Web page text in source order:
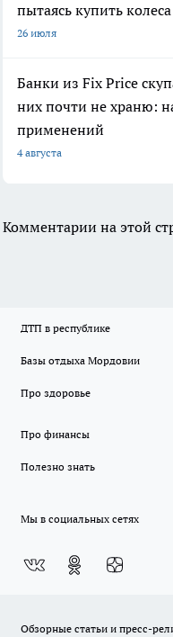
пытаясь купить
26 июля
Банки из Fix Price
них почти не храню:
применений
4 августа
Комментарии на этой
ДТП в республике
Базы отдыха Мордовии
Про здоровье
Про финансы
Полезно знать
Мы в социальных сетях
Обзорные статьи и пресс-